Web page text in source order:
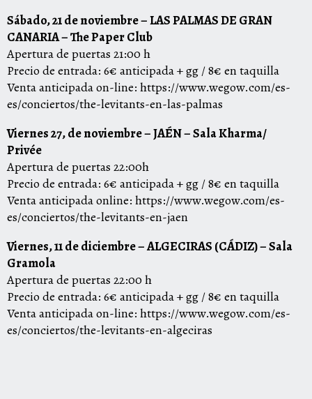
Sábado, 21 de noviembre – LAS PALMAS DE GRAN
CANARIA – The Paper Club
Apertura de puertas 21:00 h
Precio de entrada: 6€ anticipada + gg / 8€ en taquilla
Venta anticipada on-line: https://www.wegow.com/es-
es/conciertos/the-levitants-en-las-palmas
Viernes 27, de noviembre – JAÉN – Sala Kharma/
Privée
Apertura de puertas 22:00h
Precio de entrada: 6€ anticipada + gg / 8€ en taquilla
Venta anticipada online: https://www.wegow.com/es-
es/conciertos/the-levitants-en-jaen
Viernes, 11 de diciembre – ALGECIRAS (CÁDIZ) – Sala
Gramola
Apertura de puertas 22:00 h
Precio de entrada: 6€ anticipada + gg / 8€ en taquilla
Venta anticipada on-line: https://www.wegow.com/es-
es/conciertos/the-levitants-en-algeciras